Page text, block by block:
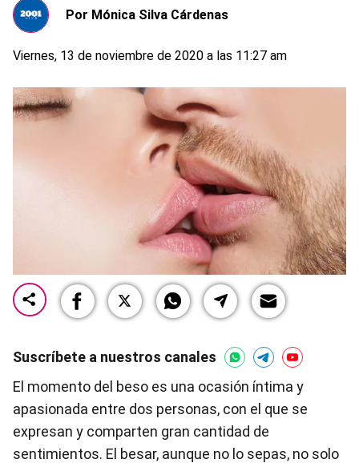
Por Mónica Silva Cárdenas
Viernes, 13 de noviembre de 2020 a las 11:27 am
Suscríbete a nuestros canales
El momento del beso es una ocasión íntima y
apasionada entre dos personas, con el que se
expresan y comparten gran cantidad de
sentimientos. El besar, aunque no lo sepas, no solo